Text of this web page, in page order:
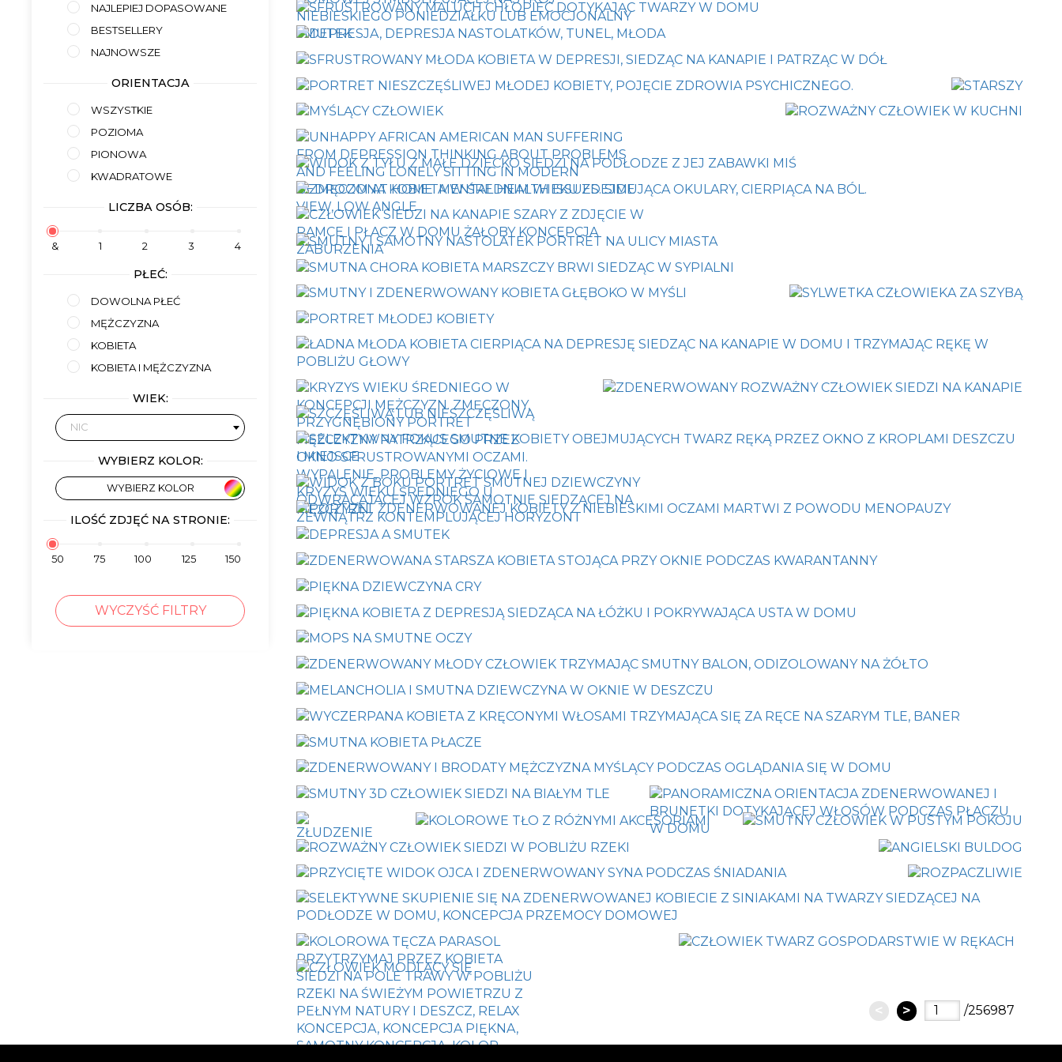
NAJLEPIEJ DOPASOWANE
BESTSELLERY
NAJNOWSZE
ORIENTACJA
WSZYSTKIE
POZIOMA
PIONOWA
KWADRATOWE
LICZBA OSÓB:
& 1 2 3 4
PŁEĆ:
DOWOLNA PŁEĆ
MĘŻCZYZNA
KOBIETA
KOBIETA I MĘŻCZYZNA
WIEK:
NIC
WYBIERZ KOLOR:
WYBIERZ KOLOR
ILOŚĆ ZDJĘĆ NA STRONIE:
50 75 100 125 150
WYCZYŚĆ FILTRY
< > /256987